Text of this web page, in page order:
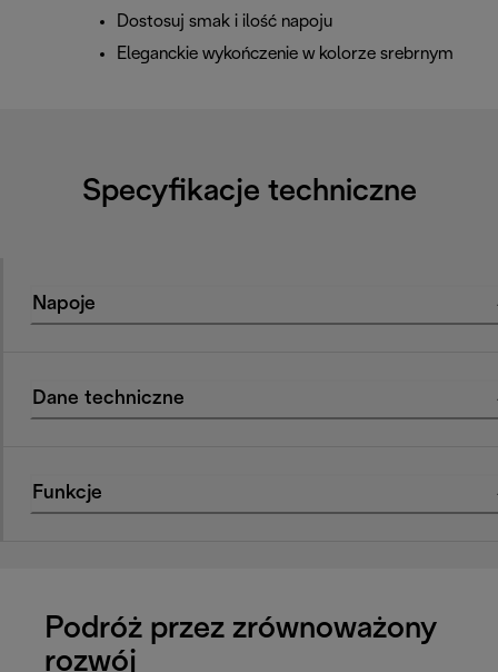
Dostosuj smak i ilość napoju
Eleganckie wykończenie w kolorze srebrnym
Specyfikacje techniczne
Napoje
Dane techniczne
Funkcje
Podróż przez zrównoważony
rozwój